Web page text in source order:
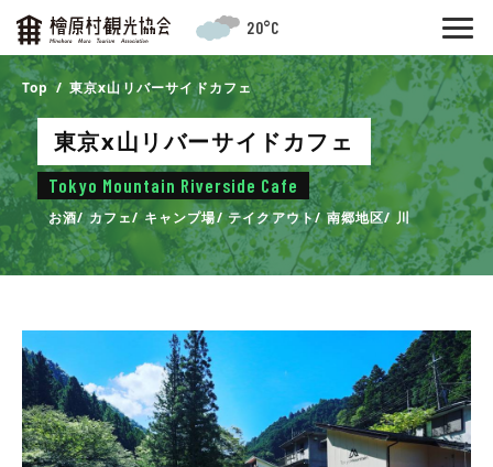
20°C
Top 東京x山リバーサイドカフェ
東京x山リバーサイドカフェ
Tokyo Mountain Riverside Cafe
お酒 カフェ キャンプ場 テイクアウト 南郷地区 川